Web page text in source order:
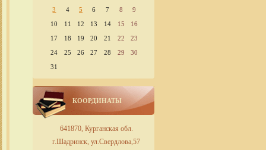
3
4 5 6 7 8
9
10
11 12 13 14 15
16
17
18 19 20 21 22
23
24
25 26 27 28 29
30
31
КООРДИНАТЫ
641870, Курганская обл.
г.Шадринск, ул.Свердлова,57